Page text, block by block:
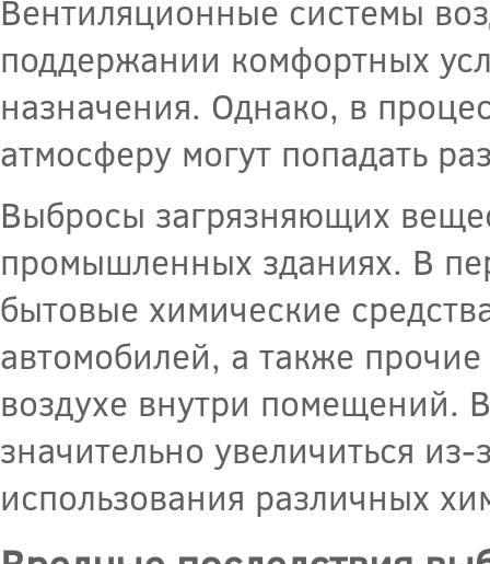
Вентиляционные системы
поддержании комфортных
назначения. Однако, в
атмосферу могут попадать
Выбросы загрязняющих
промышленных зданиях. В
бытовые химические
автомобилей, а также
воздухе внутри помещений.
значительно увеличиться
использования различных